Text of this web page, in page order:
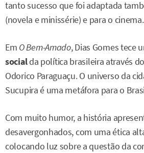
tanto sucesso que foi adaptada
(novela e minissérie) e para o cinema.
Em O Bem-Amado, Dias Gomes tece
socialda política brasileira através
Odorico Paraguaçu. O universo da
Sucupira é uma metáfora para o
Com muito humor, a história
desavergonhados, com uma ética
colocando luz sobre a questão da